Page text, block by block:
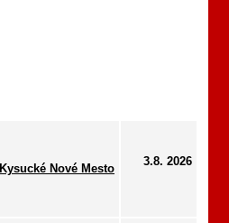
Kysucké Nové Mesto
3.8. 2026